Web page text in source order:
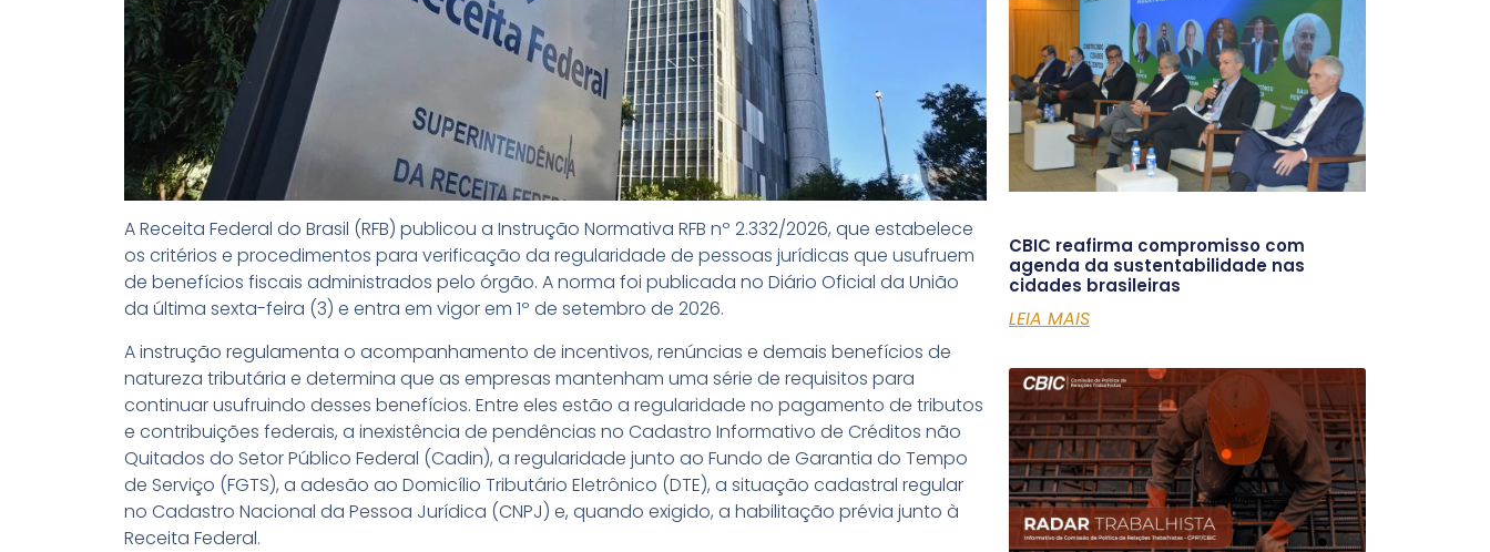
A Receita Federal do Brasil (RFB) publicou a Instrução Normativa RFB nº 2.332/2026, que estabelece
os critérios e procedimentos para verificação da regularidade de pessoas jurídicas que usufruem
de benefícios fiscais administrados pelo órgão. A norma foi publicada no Diário Oficial da União
da última sexta-feira (3) e entra em vigor em 1º de setembro de 2026.
A instrução regulamenta o acompanhamento de incentivos, renúncias e demais benefícios de
natureza tributária e determina que as empresas mantenham uma série de requisitos para
continuar usufruindo desses benefícios. Entre eles estão a regularidade no pagamento de tributos
e contribuições federais, a inexistência de pendências no Cadastro Informativo de Créditos não
Quitados do Setor Público Federal (Cadin), a regularidade junto ao Fundo de Garantia do Tempo
de Serviço (FGTS), a adesão ao Domicílio Tributário Eletrônico (DTE), a situação cadastral regular
no Cadastro Nacional da Pessoa Jurídica (CNPJ) e, quando exigido, a habilitação prévia junto à
Receita Federal.
CBIC reafirma compromisso com
agenda da sustentabilidade nas
cidades brasileiras
LEIA MAIS